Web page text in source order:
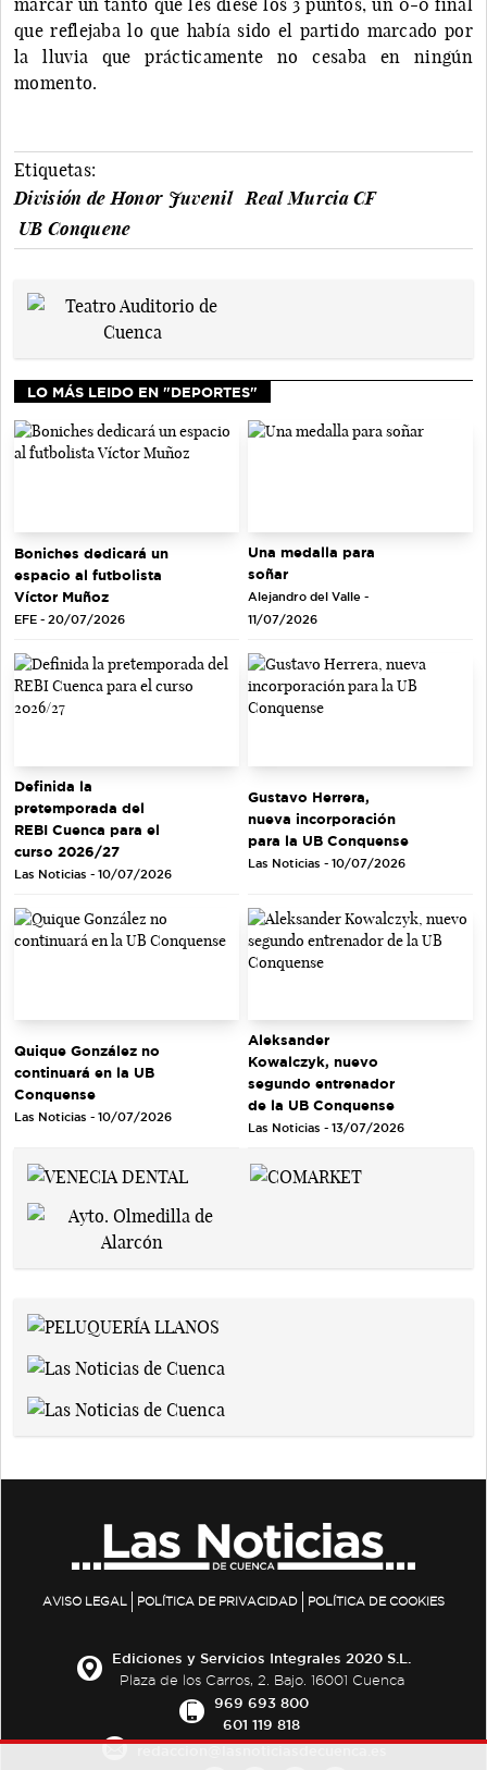
que reflejaba lo que había sido el partido marcado por
la lluvia que prácticamente no cesaba en ningún
momento.
Etiquetas:
División de Honor Juvenil
Real Murcia CF
UB Conquene
LO MÁS LEIDO EN "DEPORTES"
Boniches dedicará un
espacio al futbolista
Víctor Muñoz
EFE - 20/07/2026
Una medalla para
soñar
Alejandro del Valle -
11/07/2026
Definida la
pretemporada del
REBI Cuenca para el
curso 2026/27
Las Noticias - 10/07/2026
Gustavo Herrera,
nueva incorporación
para la UB Conquense
Las Noticias - 10/07/2026
Quique González no
continuará en la UB
Conquense
Las Noticias - 10/07/2026
Aleksander
Kowalczyk, nuevo
segundo entrenador
de la UB Conquense
Las Noticias - 13/07/2026
AVISO LEGAL POLÍTICA DE PRIVACIDAD POLÍTICA DE COOKIES
Ediciones y Servicios Integrales 2020 S.L.
Plaza de los Carros, 2. Bajo. 16001 Cuenca
969 693 800
601 119 818